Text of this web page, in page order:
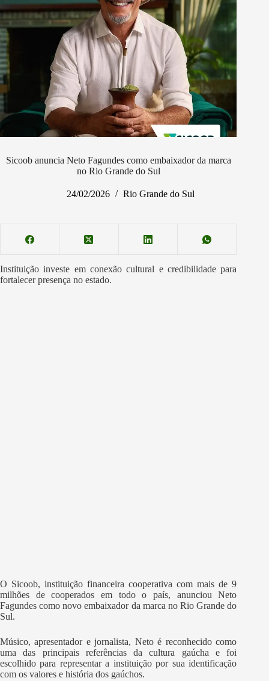
Sicoob anuncia Neto Fagundes como embaixador da marca
no Rio Grande do Sul
24/02/2026 Rio Grande do Sul
Instituição investe em conexão cultural e credibilidade para
fortalecer presença no estado.
O Sicoob, instituição financeira cooperativa com mais de 9
milhões de cooperados em todo o país, anunciou Neto
Fagundes como novo embaixador da marca no Rio Grande do
Sul.
Músico, apresentador e jornalista, Neto é reconhecido como
uma das principais referências da cultura gaúcha e foi
escolhido para representar a instituição por sua identificação
com os valores e história dos gaúchos.